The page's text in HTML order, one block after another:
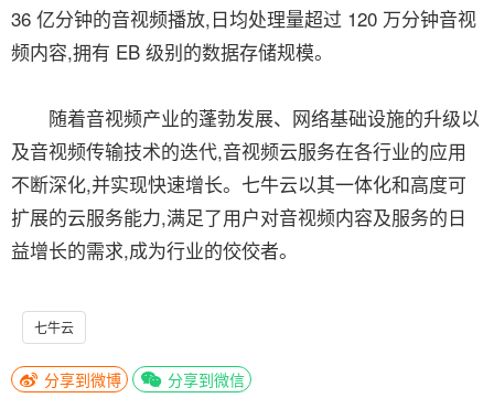
36 亿分钟的音视频播放,日均处理量超过 120 万分钟音视
频内容,拥有 EB 级别的数据存储规模。
随着音视频产业的蓬勃发展、网络基础设施的升级以
及音视频传输技术的迭代,音视频云服务在各行业的应用
不断深化,并实现快速增长。七牛云以其一体化和高度可
扩展的云服务能力,满足了用户对音视频内容及服务的日
益增长的需求,成为行业的佼佼者。
七牛云
分享到微博 分享到微信